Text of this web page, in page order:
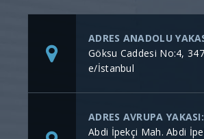
ADRES ANADOLU
Göksu Caddesi No:4,
e/İstanbul
ADRES AVRUPA YAKASI:
Abdi İpekçi Mah. Abdi